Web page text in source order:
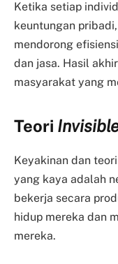
Ketika setiap
keuntungan
mendorong
dan jasa. Hasil
masyarakat yang
Teori
Keyakinan dan
yang kaya adalah
bekerja secara
hidup mereka dan
mereka.